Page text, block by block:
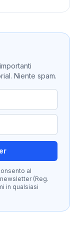
Niente spam.
al
(Reg.
in qualsiasi